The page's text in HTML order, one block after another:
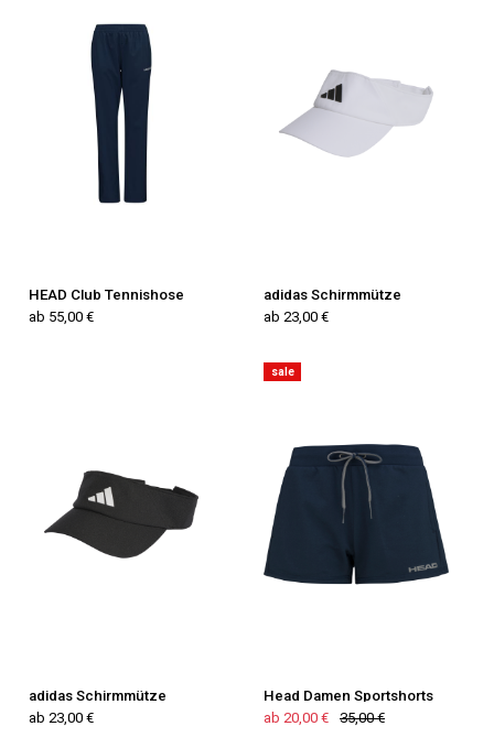
HEAD Club Tennishose
ab 55,00 €
adidas Schirmmütze
ab 23,00 €
adidas Schirmmütze
ab 23,00 €
sale
Head Damen Sportshorts
ab 20,00 €
35,00 €